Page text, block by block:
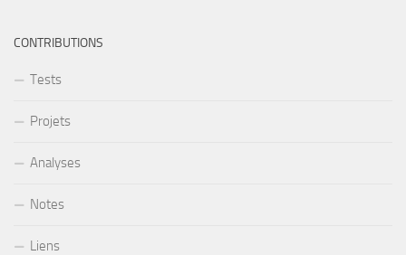
CONTRIBUTIONS
Tests
Projets
Analyses
Notes
Liens